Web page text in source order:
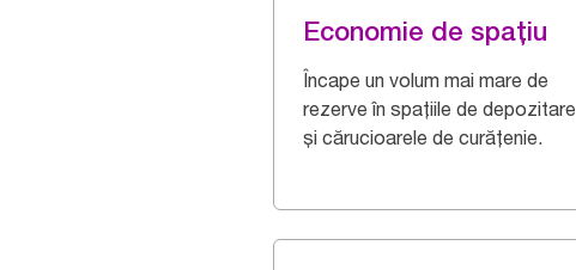
Economie de spațiu
Încape un volum mai mare de
rezerve în spațiile de depozitare
și cărucioarele de curățenie.